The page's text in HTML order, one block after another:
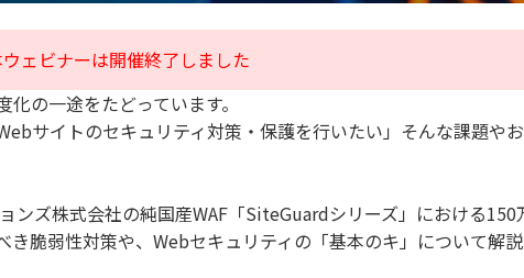
ェビナーは開催終了しました
の一途をたどっています。
サイトのセキュリティ対策・保護を行いたい」そんな課題や
ンズ株式会社の純国産WAF「SiteGuardシリーズ」における150
き脆弱性対策や、Webセキュリティの「基本のキ」について解